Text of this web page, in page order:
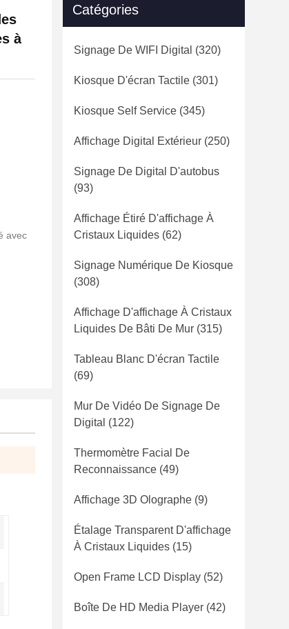
à
avec
Catégories
Signage De WIFI Digital (320)
Kiosque D'écran Tactile (301)
Kiosque Self Service (345)
Affichage Digital Extérieur (250)
Signage De Digital D'autobus
(93)
Affichage Étiré D'affichage À
Cristaux Liquides (62)
Signage Numérique De Kiosque
(308)
Affichage D'affichage À Cristaux
Liquides De Bâti De Mur (315)
Tableau Blanc D'écran Tactile
(69)
Mur De Vidéo De Signage De
Digital (122)
Thermomètre Facial De
Reconnaissance (49)
Affichage 3D Olographe (9)
Étalage Transparent D'affichage
À Cristaux Liquides (15)
Open Frame LCD Display (52)
Boîte De HD Media Player (42)